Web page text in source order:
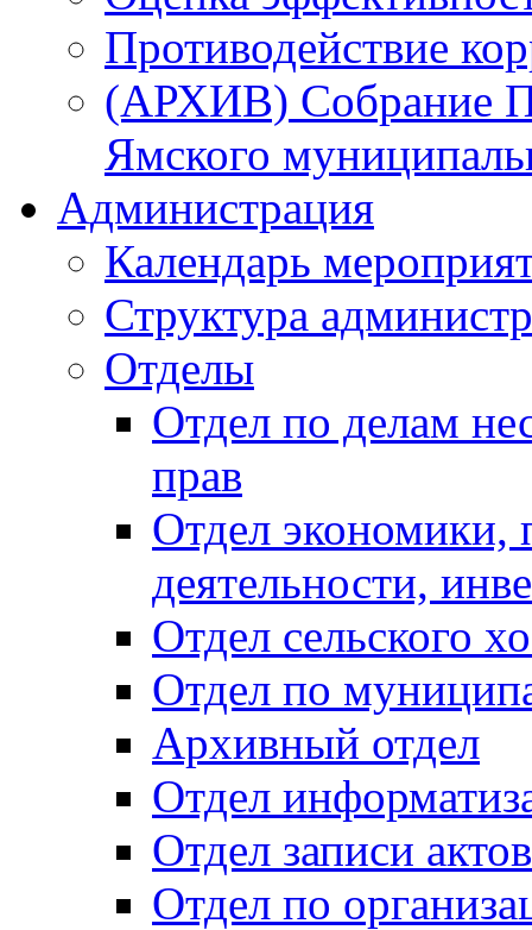
Противодействие
(АРХИВ) Собрание
Ямского
Администрация
Календарь
Структура
Отделы
Отдел по делам
прав
Отдел экономики,
деятельности,
Отдел сельского
Отдел по
Архивный отдел
Отдел
Отдел записи
Отдел по